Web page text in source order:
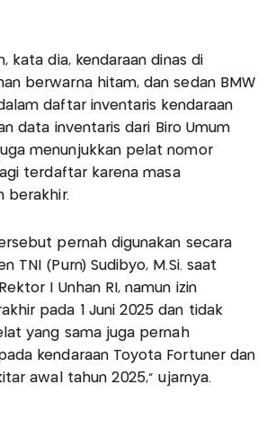
kata dia, kendaraan dinas di
berwarna hitam, dan sedan BMW
daftar inventaris kendaraan
data inventaris dari Biro Umum
menunjukkan pelat nomor
terdaftar karena masa
berakhir.
pernah digunakan secara
TNI (Purn) Sudibyo, M.Si. saat
I Unhan RI, namun izin
pada 1 Juni 2025 dan tidak
yang sama juga pernah
kendaraan Toyota Fortuner dan
awal tahun 2025,” ujarnya.